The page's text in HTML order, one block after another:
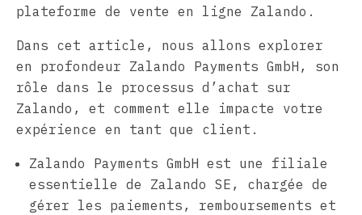
plateforme de vente en ligne Zalando.
Dans cet article, nous allons explorer
en profondeur Zalando Payments GmbH, son
rôle dans le processus d’achat sur
Zalando, et comment elle impacte votre
expérience en tant que client.
Zalando Payments GmbH est une filiale
essentielle de Zalando SE, chargée de
gérer les paiements, remboursements et